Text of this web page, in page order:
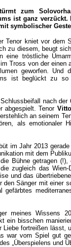
zum
ist ganz
symbolischer
Tenor kniet vor
zu diesem, beugt
eine tröstliche
Tross von der
geworfen.
ist beglückt zu
nach der
abgespielt. Tenor
an seinem
als
im Jahr 2013
mit dem
Bühne getragen
zugleich das
und das
den Sänger mit einer
gefärbtes
meines Wissens
ein bisschen
fortreißen lässt,
war vom Spiel gut
„Überspielens und